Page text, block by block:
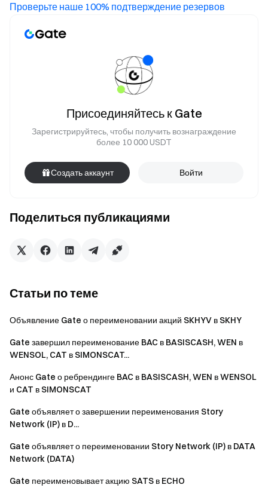
Проверьте наше 100% подтверждение резервов
Поделиться публикациями
Присоединяйтесь к Gate
Зарегистрируйтесь, чтобы получить вознаграждение
более 10 000 USDT
Создать аккаунт Войти
Статьи по теме
Объявление Gate о переименовании акций SKHYV в SKHY
Gate завершил переименование BAC в BASISCASH, WEN в
WENSOL, CAT в SIMONSCAT...
Анонс Gate о ребрендинге BAC в BASISCASH, WEN в WENSOL
и CAT в SIMONSCAT
Gate объявляет о завершении переименования Story
Network (IP) в D...
Gate объявляет о переименовании Story Network (IP) в DATA
Network (DATA)
Gate переименовывает акцию SATS в ECHO